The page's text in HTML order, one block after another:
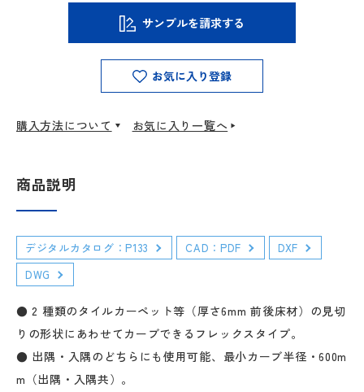
サンプルを請求する
お気に入り登録
購入方法について お気に入り一覧へ
商品説明
デジタルカタログ：P133 CAD：PDF
DXF
DWG
● 2 種類のタイルカーペット等（厚さ6mm 前後床材）の見切
りの形状にあわせてカーブできるフレックスタイプ。
● 出隅・入隅のどちらにも使用可能、最小カーブ半径・600m
m（出隅・入隅共）。